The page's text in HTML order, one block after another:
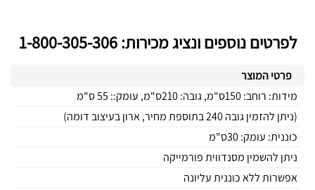
לפרטים נוספים ונציג מכירות: 1-800-305-306
פרטי המוצר
מידות: רוחב: 150ס"מ, גובה: 210ס"מ, עומק:: 55 ס"מ
(ניתן להזמין גובה 240 בתוספת מחיר, ארון בעיצוב דומה)
כוננית: עומק: 30ס"מ
ניתן להשמין מסנדווית פורמייקה
אפשרות ללא כוננית עליונה